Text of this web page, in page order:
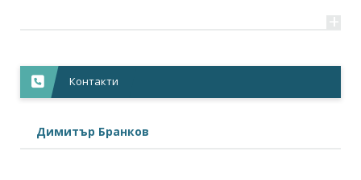
+
Контакти
Димитър Бранков